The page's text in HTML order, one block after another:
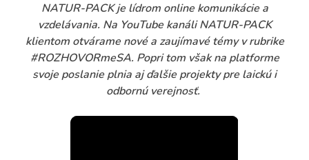
NATUR-PACK je lídrom online komunikácie a
vzdelávania. Na YouTube kanáli NATUR-PACK
klientom otvárame nové a zaujímavé témy v rubrike
#ROZHOVORmeSA. Popri tom však na platforme
svoje poslanie plnia aj ďalšie projekty pre laickú i
odbornú verejnosť.